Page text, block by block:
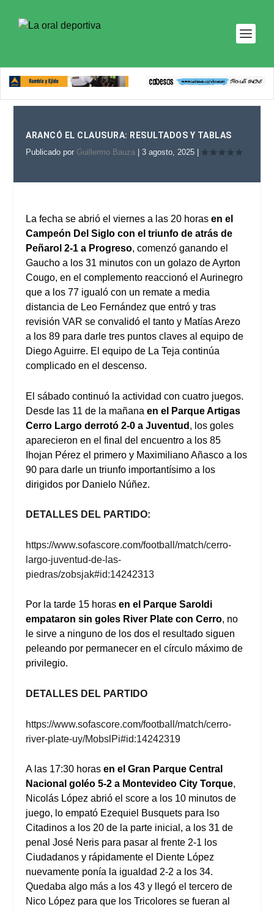
ARANCÓ EL CLAUSURA: RESULTADOS Y TABLAS
Publicado por Guillermo Bauza |3 agosto, 2025
La fecha se abrió el viernes a las 20 horasen el
Campeón Del Siglo con el triunfo de atrás de
Peñarol 2-1 a Progreso, comenzó ganando el
Gaucho a los 31 minutos con un golazo de Ayrton
Cougo, en el complemento reaccionó el Aurinegro
que a los 77 igualó con un remate a media
distancia de Leo Fernández que entró y tras
revisión VAR se convalidó el tanto y Matías Arezo
a los 89 para darle tres puntos claves al equipo de
Diego Aguirre. El equipo de La Teja continúa
complicado en el descenso.
El sábado continuó la actividad con cuatro juegos.
Desde las 11 de la mañanaen el Parque Artigas
Cerro Largo derrotó 2-0 a Juventud , los goles
aparecieron en el final del encuentro a los 85
Ihojan Pérez el primero y Maximiliano Añasco a los
90 para darle un triunfo importantísimo a los
dirigidos por Danielo Núñez.
DETALLES DEL PARTIDO:
https://www.sofascore.com/football/match/cerro-
largo-juventud-de-las-
piedras/zobsjak#id:14242313
Por la tarde 15 horas en el Parque Saroldi
empataron sin goles River Plate con Cerro, no
le sirve a ninguno de los dos el resultado siguen
peleando por permanecer en el círculo máximo de
privilegio.
DETALLES DEL PARTIDO
https://www.sofascore.com/football/match/cerro-
river-plate-uy/MobslPi#id:14242319
A las 17:30 horasen el Gran Parque Central
Nacional goléo 5-2 a Montevideo City Torque,
Nicolás López abrió el score a los 10 minutos de
juego, lo empató Ezequiel Busquets para lso
Citadinos a los 20 de la parte inicial, a los 31 de
penal José Neris para pasar al frente 2-1 los
Ciudadanos y rápidamente el Diente López
nuevamente ponía la igualdad 2-2 a los 34.
Quedaba algo más a los 43 y llegó el tercero de
Nico López para que los Tricolores se fueran al